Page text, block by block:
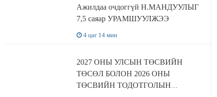
Ажилдаа очдоггүй Н.МАНДУУЛЫГ
7,5 саяар УРАМШУУЛЖЭЭ
4 цаг 14 мин
2027 ОНЫ УЛСЫН ТӨСВИЙН
ТӨСӨЛ БОЛОН 2026 ОНЫ
ТӨСВИЙН ТОДОТГОЛЫН